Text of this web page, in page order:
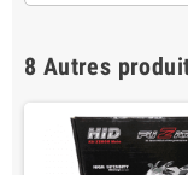
8 Autres